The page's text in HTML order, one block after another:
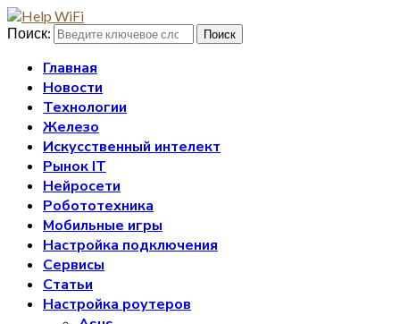
Поиск: Поиск
Главная
Новости
Технологии
Железо
Искусственный интелект
Рынок IT
Нейросети
Робототехника
Мобильные игры
Настройка подключения
Сервисы
Статьи
Настройка роутеров